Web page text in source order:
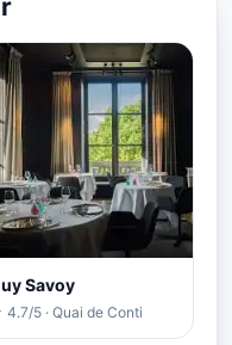
Savoy
5 · Quai de Conti